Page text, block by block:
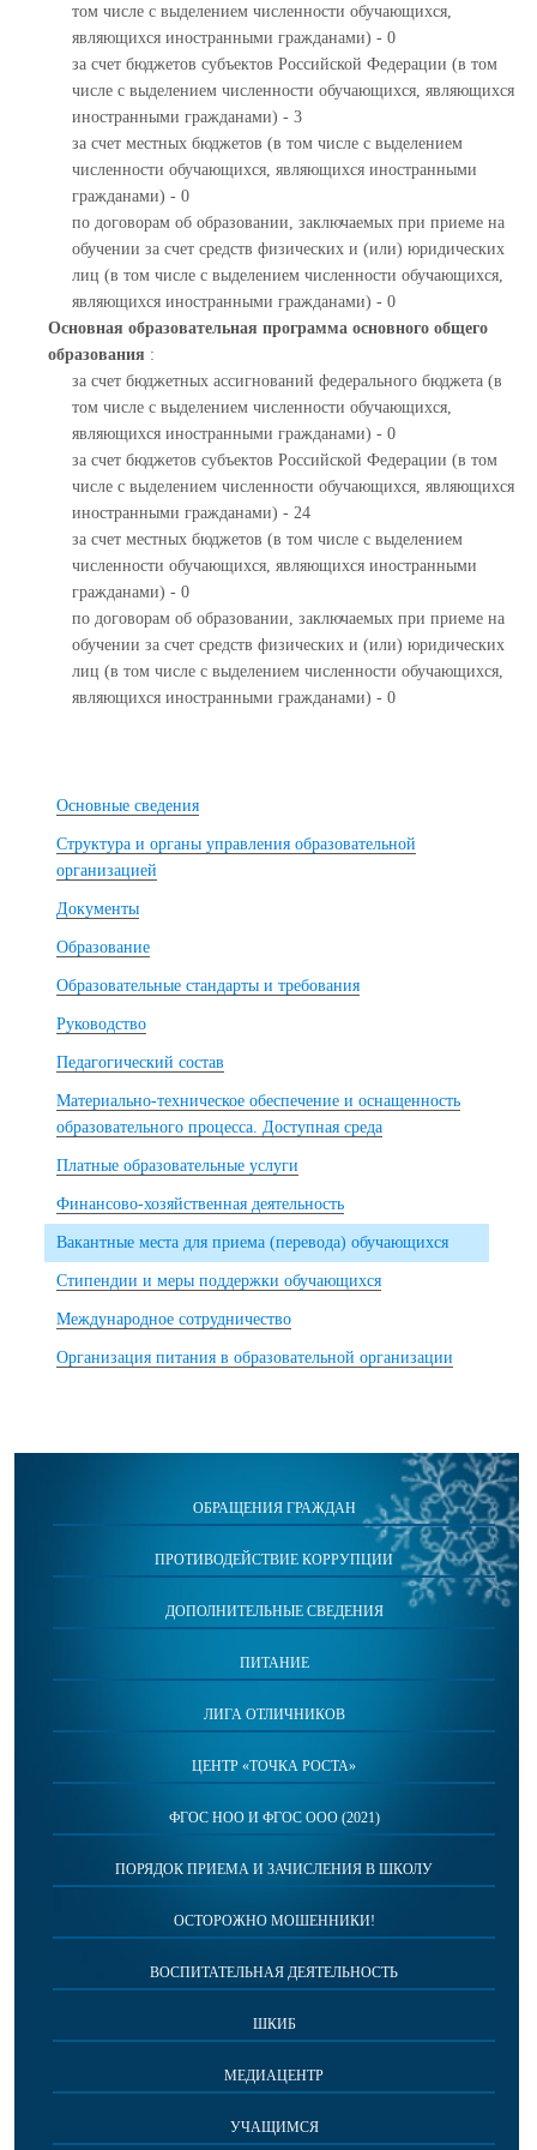
том числе с выделением численности обучающихся,
являющихся иностранными гражданами) - 0
за счет бюджетов субъектов Российской Федерации (в том
числе с выделением численности обучающихся, являющихся
иностранными гражданами) - 3
за счет местных бюджетов (в том числе с выделением
численности обучающихся, являющихся иностранными
гражданами) - 0
по договорам об образовании, заключаемых при приеме на
обучении за счет средств физических и (или) юридических
лиц (в том числе с выделением численности обучающихся,
являющихся иностранными гражданами) - 0
Основная образовательная программа основного общего
образования :
за счет бюджетных ассигнований федерального бюджета (в
том числе с выделением численности обучающихся,
являющихся иностранными гражданами) - 0
за счет бюджетов субъектов Российской Федерации (в том
числе с выделением численности обучающихся, являющихся
иностранными гражданами) - 24
за счет местных бюджетов (в том числе с выделением
численности обучающихся, являющихся иностранными
гражданами) - 0
по договорам об образовании, заключаемых при приеме на
обучении за счет средств физических и (или) юридических
лиц (в том числе с выделением численности обучающихся,
являющихся иностранными гражданами) - 0
Основные сведения
Структура и органы управления образовательной
организацией
Документы
Образование
Образовательные стандарты и требования
Руководство
Педагогический состав
Материально-техническое обеспечение и оснащенность
образовательного процесса. Доступная среда
Платные образовательные услуги
Финансово-хозяйственная деятельность
Вакантные места для приема (перевода) обучающихся
Стипендии и меры поддержки обучающихся
Международное сотрудничество
Организация питания в образовательной организации
ОБРАЩЕНИЯ ГРАЖДАН
ПРОТИВОДЕЙСТВИЕ КОРРУПЦИИ
ДОПОЛНИТЕЛЬНЫЕ СВЕДЕНИЯ
ПИТАНИЕ
ЛИГА ОТЛИЧНИКОВ
ЦЕНТР «ТОЧКА РОСТА»
ФГОС НОО И ФГОС ООО (2021)
ПОРЯДОК ПРИЕМА И ЗАЧИСЛЕНИЯ В ШКОЛУ
ОСТОРОЖНО МОШЕННИКИ!
ВОСПИТАТЕЛЬНАЯ ДЕЯТЕЛЬНОСТЬ
ШКИБ
МЕДИАЦЕНТР
УЧАЩИМСЯ